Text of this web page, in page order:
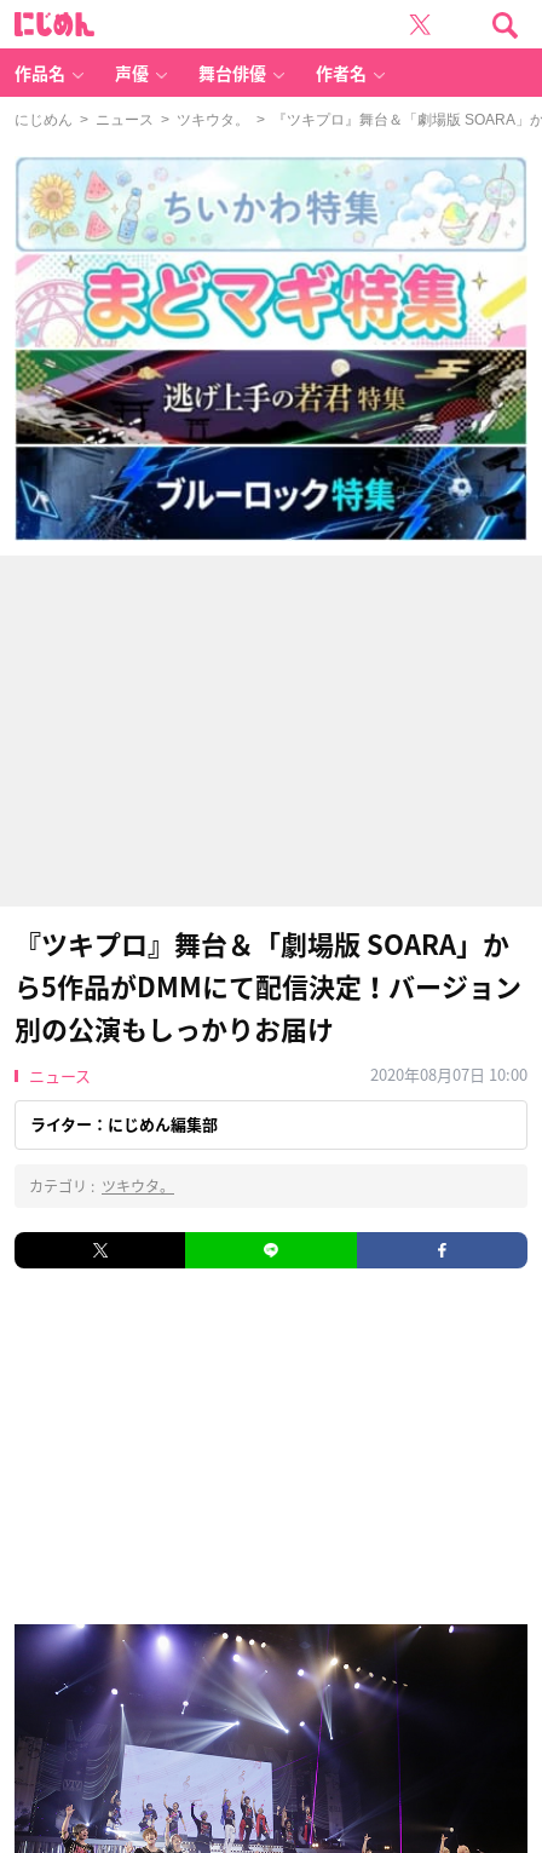
作品名 声優 舞台俳優 作者名
にじめん > ニュース > ツキウタ。 > 『ツキプロ』舞台＆「劇場版 SOARA」
『ツキプロ』舞台＆「劇場版 SOARA」か
ら5作品がDMMにて配信決定！バージョン
別の公演もしっかりお届け
ニュース 2020年08月07日 10:00
ライター：にじめん編集部
カテゴリ : ツキウタ。